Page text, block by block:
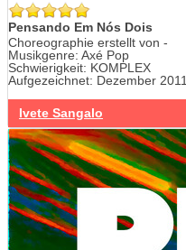
Pensando Em Nós Dois
Choreographie erstellt von -
Musikgenre: Axé Pop
Schwierigkeit: KOMPLEX
Aufgezeichnet: Dezember 2011
Ivete Sangalo